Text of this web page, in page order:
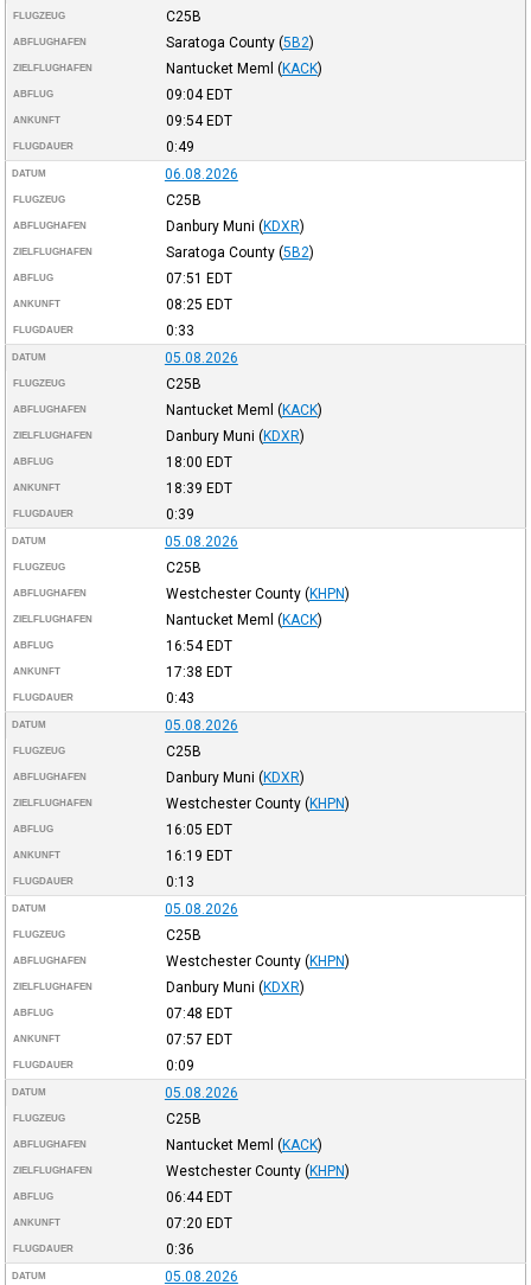
FLUGZEUG C25B
ABFLUGHAFEN Saratoga County (5B2)
ZIELFLUGHAFEN Nantucket Meml (KACK)
ABFLUG 09:04EDT
ANKUNFT 09:54EDT
FLUGDAUER 0:49
DATUM 06.08.2026
FLUGZEUG C25B
ABFLUGHAFEN Danbury Muni (KDXR)
ZIELFLUGHAFEN Saratoga County (5B2)
ABFLUG 07:51 EDT
ANKUNFT 08:25 EDT
FLUGDAUER 0:33
DATUM 05.08.2026
FLUGZEUG C25B
ABFLUGHAFEN Nantucket Meml (KACK)
ZIELFLUGHAFEN Danbury Muni (KDXR)
ABFLUG 18:00 EDT
ANKUNFT 18:39 EDT
FLUGDAUER 0:39
DATUM 05.08.2026
FLUGZEUG C25B
ABFLUGHAFEN Westchester County (KHPN)
ZIELFLUGHAFEN Nantucket Meml (KACK)
ABFLUG 16:54EDT
ANKUNFT 17:38 EDT
FLUGDAUER 0:43
DATUM 05.08.2026
FLUGZEUG C25B
ABFLUGHAFEN Danbury Muni (KDXR)
ZIELFLUGHAFEN Westchester County (KHPN)
ABFLUG 16:05 EDT
ANKUNFT 16:19 EDT
FLUGDAUER 0:13
DATUM 05.08.2026
FLUGZEUG C25B
ABFLUGHAFEN Westchester County (KHPN)
ZIELFLUGHAFEN Danbury Muni (KDXR)
ABFLUG 07:48 EDT
ANKUNFT 07:57 EDT
FLUGDAUER 0:09
DATUM 05.08.2026
FLUGZEUG C25B
ABFLUGHAFEN Nantucket Meml (KACK)
ZIELFLUGHAFEN Westchester County (KHPN)
ABFLUG 06:44EDT
ANKUNFT 07:20 EDT
FLUGDAUER 0:36
DATUM 05.08.2026